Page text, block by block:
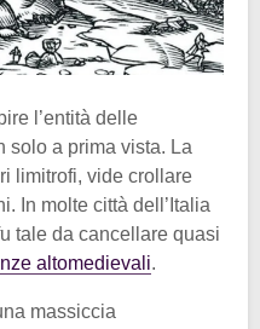
l’entità delle
solo a prima vista. La
limitrofi, vide crollare
In molte città dell’Italia
tale da cancellare quasi
altomedievali.
massiccia